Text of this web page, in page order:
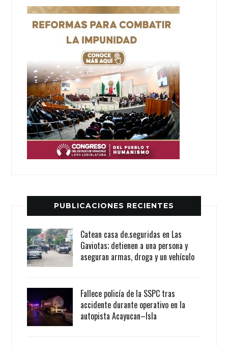
PUBLICACIONES RECIENTES
Catean casa de.seguridas en Las
Gaviotas; detienen a una persona y
aseguran armas, droga y un vehículo
Fallece policía de la SSPC tras
accidente durante operativo en la
autopista Acayucan–Isla